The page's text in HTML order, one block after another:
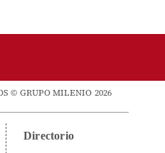
© GRUPO MILENIO 2026
Directorio